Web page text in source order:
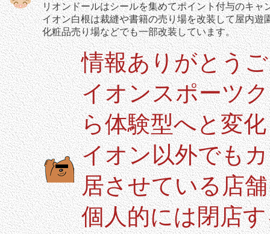
リオンドールはシールを集めてポイント付与のキャ
イオン白根は裁縫や書籍の売り場を改装して屋内遊
化粧品売り場などでも一部改装しています。
情報ありがとう
イオンスポーツ
ら体験型へと変
イオン以外でも
居させている店
個人的には閉店